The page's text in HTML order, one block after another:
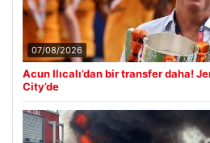
07/08/2026
Acun Ilıcalı’dan bir transfer daha!
City’de